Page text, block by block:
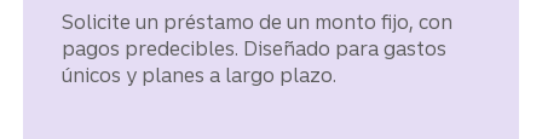
Solicite un préstamo de un monto fijo, con
pagos predecibles. Diseñado para gastos
únicos y planes a largo plazo.